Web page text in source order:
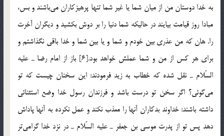
به خدا دوستان من از ميان شما يا غير شما تنها پرهيزكاران مي‎باشند و بس،
مبادا روز قيامت بيايند در حاليكه شما دنيا را بر دوش بكشيد و ديگران آخرت
را. هان كه من عذري بين خودم و شما و يا بين شما و خدا باقي نگذاشتم و
براي هر كس از من و شما عملش خواهد بود.[6] باز از امام رضا ـ عليه
السّلام ـ نقل شده كه خطاب به زيد فرمودند: اين سخنان چيست كه تو
مي‎گوئي؟ اگر سخن تو درست باشد و فرزندان رسول خدا وضع استثنائي
داشته باشند: خداوند بدكاران آنها را معذب نكند و عمل نكرده به آنها پاداش
دهد پس تو از پدرت موسي بن جعفر ـ عليه السّلام ـ در نزد خدا گرامي‎تر